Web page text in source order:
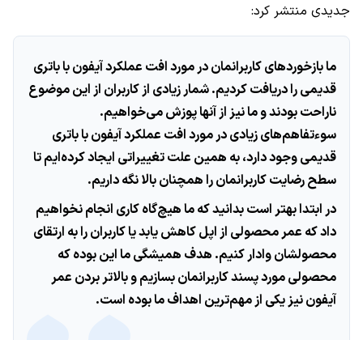
جدیدی منتشر کرد:
ما بازخوردهای کاربرانمان در مورد افت عملکرد آیفون با باتری
قدیمی را دریافت کردیم. شمار زیادی از کاربران از این موضوع
ناراحت بودند و ما نیز از آنها پوزش می‌خواهیم.
سوءتفاهم‌های زیادی در مورد افت عملکرد آیفون با باتری
قدیمی وجود دارد، به همین علت تغییراتی ایجاد کرده‌ایم تا
سطح رضایت کاربرانمان را همچنان بالا نگه داریم.
در ابتدا بهتر است بدانید که ما هیچ‌گاه کاری انجام نخواهیم
داد که عمر محصولی از اپل کاهش یابد یا کاربران را به ارتقای
محصولشان وادار کنیم. هدف همیشگی ما این بوده که
محصولی مورد پسند کاربرانمان بسازیم و بالاتر بردن عمر
آیفون نیز یکی از مهم‌ترین اهداف ما بوده است.